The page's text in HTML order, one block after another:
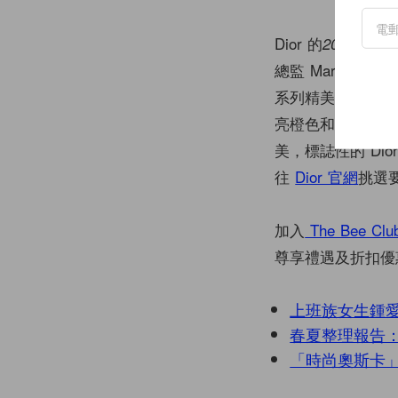
Dior 的2022 春夏
總監 Maria
系列精美的手袋
亮橙色和芥末黃
美，標誌性的
往 Dior 官網挑選
加入 The Bee
尊享禮遇及折扣
上班族女生鍾
春夏整理報告
「時尚奧斯卡